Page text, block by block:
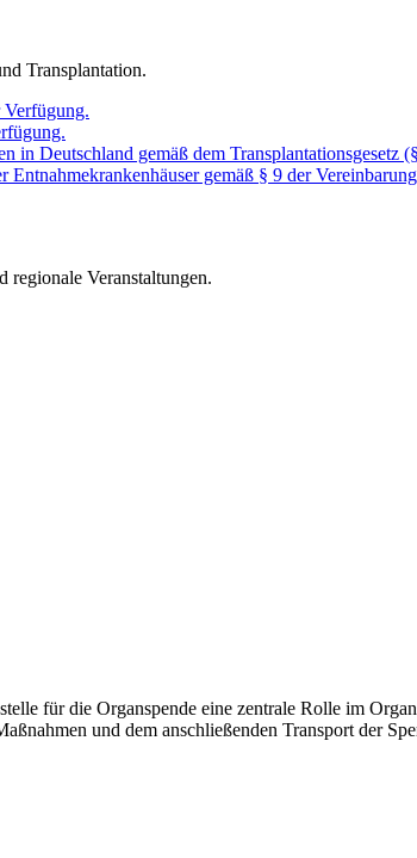
Transplantation.
Verfügung.
in Deutschland gemäß dem Transplantationsgesetz
gemäß § 9 der
regionale Veranstaltungen.
für die Organspende eine zentrale Rolle im
und dem anschließenden Transport der